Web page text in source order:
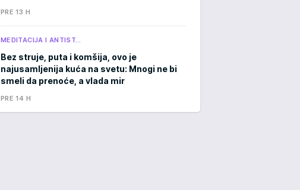
PRE 13 H
MEDITACIJA I ANTIST…
Bez struje, puta i komšija, ovo je
najusamljenija kuća na svetu: Mnogi ne bi
smeli da prenoće, a vlada mir
PRE 14 H